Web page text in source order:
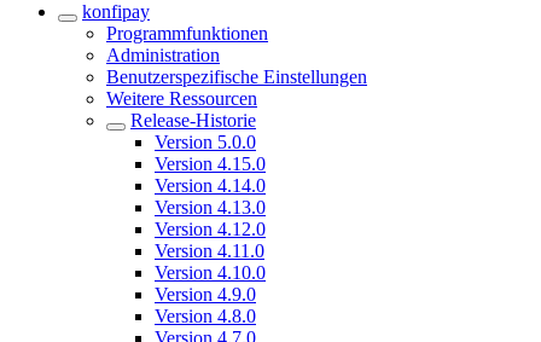
konfipay
Programmfunktionen
Administration
Benutzerspezifische Einstellungen
Weitere Ressourcen
Release-Historie
Version 5.0.0
Version 4.15.0
Version 4.14.0
Version 4.13.0
Version 4.12.0
Version 4.11.0
Version 4.10.0
Version 4.9.0
Version 4.8.0
Version 4.7.0